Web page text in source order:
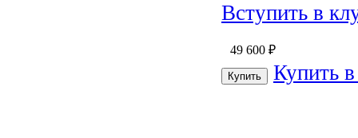
Вступить в
49 600 ₽
Купить